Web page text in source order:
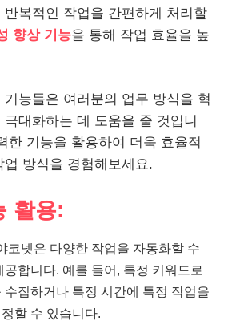
반복적인 작업을 간편하게 처리할
향상 기능을 통해 작업 효율을 높
기능들은 여러분의 업무 방식을 혁
대화하는 데 도움을 줄 것입니
한 기능을 활용하여 더욱 효율적
업 방식을 경험해보세요.
활용:
코넷은 다양한 작업을 자동화할 수
공합니다. 예를 들어, 특정 키워드로
수집하거나 특정 시간에 특정 작업을
할 수 있습니다.